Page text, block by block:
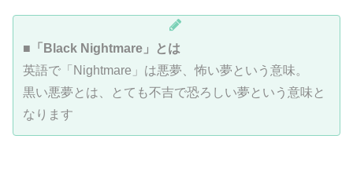
■ 「Black Nightmare」とは
英語で「Nightmare」は悪夢、怖い夢という意味。
黒い悪夢とは、とても不吉で恐ろしい夢という意味と
なります